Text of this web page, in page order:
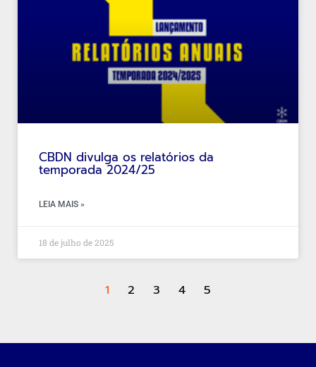
CBDN divulga os relatórios da
temporada 2024/25
LEIA MAIS »
18 de julho de 2025
1 2 3 4 5